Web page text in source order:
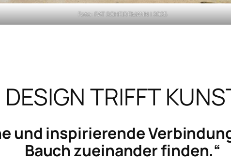
Foto: PAT SCHEIDEMANN | 2025
DESIGN TRIFFT
und inspirierende
Bauch zueinander finden.“